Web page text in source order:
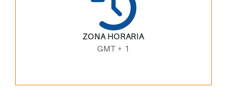
ZONA HORARIA
GMT + 1